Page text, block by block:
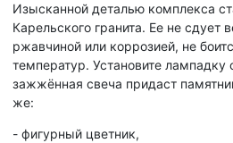
Изысканной деталью комплекса
Карельского гранита. Ее не сдует
ржавчиной или коррозией, не
температур. Установите лампадку
зажжённая свеча придаст
же:
- фигурный цветник,